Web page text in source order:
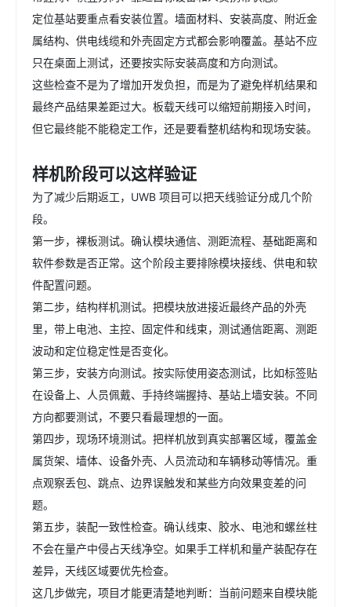
定位基站要重点看安装位置。墙面材料、安装高度、附近金
属结构、供电线缆和外壳固定方式都会影响覆盖。基站不应
只在桌面上测试，还要按实际安装高度和方向测试。
这些检查不是为了增加开发负担，而是为了避免样机结果和
最终产品结果差距过大。板载天线可以缩短前期接入时间，
但它最终能不能稳定工作，还是要看整机结构和现场安装。
样机阶段可以这样验证
为了减少后期返工，UWB 项目可以把天线验证分成几个阶
段。
第一步，裸板测试。确认模块通信、测距流程、基础距离和
软件参数是否正常。这个阶段主要排除模块接线、供电和软
件配置问题。
第二步，结构样机测试。把模块放进接近最终产品的外壳
里，带上电池、主控、固定件和线束，测试通信距离、测距
波动和定位稳定性是否变化。
第三步，安装方向测试。按实际使用姿态测试，比如标签贴
在设备上、人员佩戴、手持终端握持、基站上墙安装。不同
方向都要测试，不要只看最理想的一面。
第四步，现场环境测试。把样机放到真实部署区域，覆盖金
属货架、墙体、设备外壳、人员流动和车辆移动等情况。重
点观察丢包、跳点、边界误触发和某些方向效果变差的问
题。
第五步，装配一致性检查。确认线束、胶水、电池和螺丝柱
不会在量产中侵占天线净空。如果手工样机和量产装配存在
差异，天线区域要优先检查。
这几步做完，项目才能更清楚地判断：当前问题来自模块能